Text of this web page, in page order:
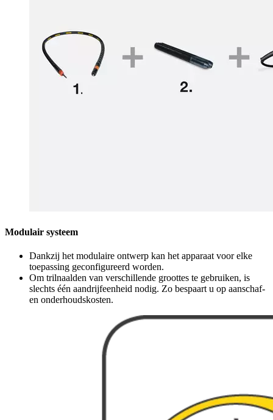
Modulair systeem
Dankzij het modulaire ontwerp kan het apparaat voor elke
toepassing geconfigureerd worden.
Om trilnaalden van verschillende groottes te gebruiken, is
slechts één aandrijfeenheid nodig. Zo bespaart u op aanschaf-
en onderhoudskosten.